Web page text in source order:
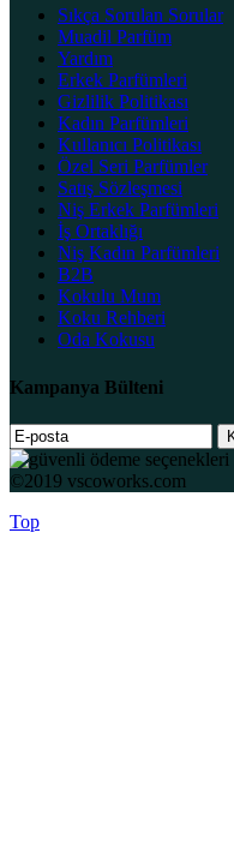
Sıkça Sorulan Sorular
Muadil Parfüm
Yardım
Erkek Parfümleri
Gizlilik Politikası
Kadın Parfümleri
Kullanıcı Politikası
Özel Seri Parfümler
Satış Sözleşmesi
Niş Erkek Parfümleri
İş Ortaklığı
Niş Kadın Parfümleri
B2B
Kokulu Mum
Koku Rehberi
Oda Kokusu
Kampanya Bülteni
©2019 vscoworks.com
Top